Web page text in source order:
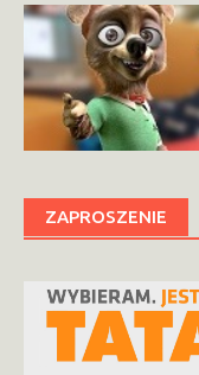
ZAPROSZENIE